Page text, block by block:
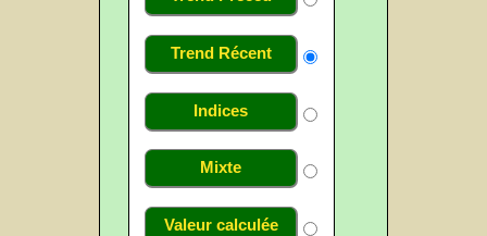
Trend Récent
Indices
Mixte
Valeur calculée